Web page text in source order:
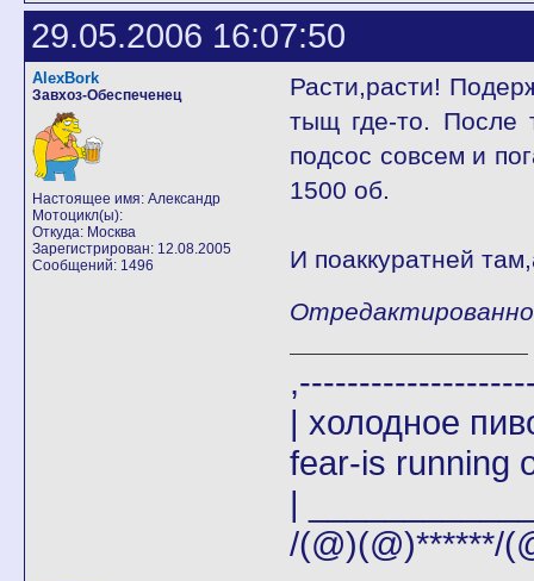
29.05.2006 16:07:50
AlexBork
Завхоз-Обеспеченец
Настоящее имя: Александр
Мотоцикл(ы):
Откуда: Москва
Зарегистрирован: 12.08.2005
Сообщений: 1496
Расти,расти!
тыщ где-то. После
подсос совсем и
1500 об.
И поаккуратней
| холодное
fear-is running
|
/(@)(@)******/